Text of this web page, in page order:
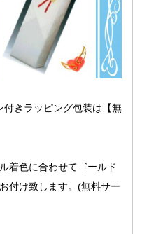
付きラッピング包装は【無
着色に合わせてゴールド
付け致します。(無料サー